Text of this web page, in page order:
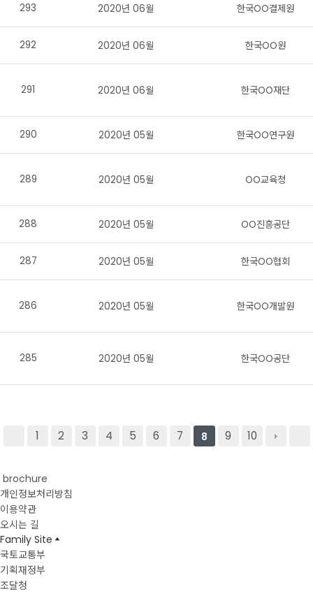
293 2020년 06월 한국OO결제원
292 2020년 06월 한국OO원
291 2020년 06월 한국OO재단
290 2020년 05월 한국OO연구원
289 2020년 05월 OO교육청
288 2020년 05월 OO진흥공단
287 2020년 05월 한국OO협회
286 2020년 05월 한국OO개발원
285 2020년 05월 한국OO공단
1 2 3 4 5 6 7 8 9 10
brochure
개인정보처리방침
이용약관
오시는 길
Family Site
국토교통부
기획재정부
조달청